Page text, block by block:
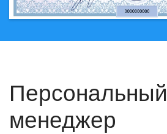
Персональный
менеджер